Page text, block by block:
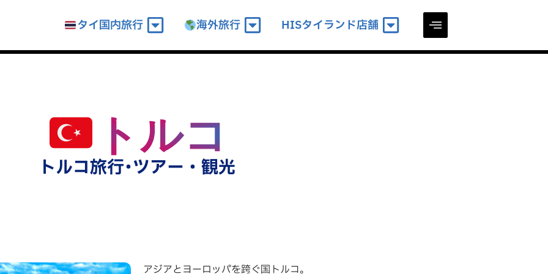
タイ国内旅行 海外旅行 HISタイランド店舗
トルコ
トルコ旅行･ツアー・観光
アジアとヨーロッパを跨ぐ国トルコ。